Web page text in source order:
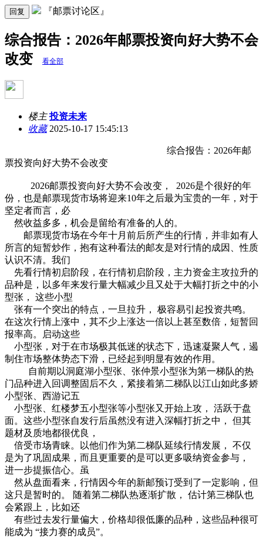
回复 『邮票讨论区』
综合报告：2026年邮票投资向好大势不会
改变
看全部
楼主 投资未来
收藏2025-10-17 15:45:13
综合报告：2026年邮
票投资向好大势不会改变
2026邮票投资向好大势不会改变， 2026是个很好的年
份，也是邮票现货市场将迎来10年之后最为宝贵的一年，对于
坚定者而言，必
然收益多多，机会是留给有准备的人的。
邮票现货市场在今年十月前后所产生的行情，并非如有人
所言的短暂炒作，抱有这种看法的邮友是对行情的成因、性质
认识不清。我们
先看行情初启阶段，在行情初启阶段，主力资金主攻拉升的
品种是，以多年来发行量大幅减少且又处于大幅打折之中的小
型张， 这些小型
张有一个突出的特点，一旦拉升， 极容易引起投资共鸣。
在这次行情上涨中，其不少上涨达一倍以上甚至数倍，短暂回
报率高。启动这些
小型张，对于在市场极其低迷的状态下，迅速凝聚人气，遏
制住市场整体势态下滑，已经起到明显有效的作用。
自前期以洞庭湖小型张、张仲景小型张为第一梯队的热
门品种进入回调整固后不久，紧接着第二梯队以江山如此多娇
小型张、西游记五
小型张、红楼梦五小型张等小型张又开始上攻， 活跃于盘
面。这些小型张自发行后虽然没有进入深幅打折之中， 但其
题材及质地都很优良，
倍受市场青睐。以他们作为第二梯队延续行情发展， 不仅
是为了巩固成果，而且更重要的是可以更多吸纳资金参与，
进一步提振信心。虽
然从盘面看来，行情因今年的新邮预订受到了一定影响，但
这只是暂时的。 随着第二梯队热逐渐扩散， 估计第三梯队也
会紧跟上，比如还
有些过去发行量偏大，价格却很低廉的品种，这些品种很可
能成为 “接力赛的成员”。